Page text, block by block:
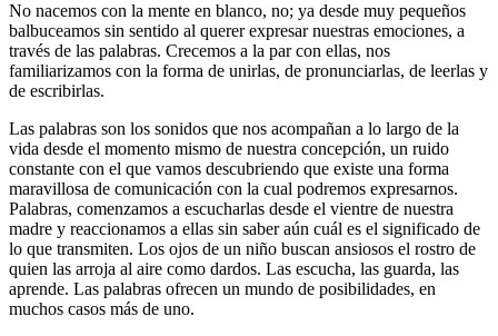
No nacemos con la mente en blanco, no; ya desde muy pequeños
balbuceamos sin sentido al querer expresar nuestras emociones, a
través de las palabras. Crecemos a la par con ellas, nos
familiarizamos con la forma de unirlas, de pronunciarlas, de leerlas y
de escribirlas.
Las palabras son los sonidos que nos acompañan a lo largo de la
vida desde el momento mismo de nuestra concepción, un ruido
constante con el que vamos descubriendo que existe una forma
maravillosa de comunicación con la cual podremos expresarnos.
Palabras, comenzamos a escucharlas desde el vientre de nuestra
madre y reaccionamos a ellas sin saber aún cuál es el significado de
lo que transmiten. Los ojos de un niño buscan ansiosos el rostro de
quien las arroja al aire como dardos. Las escucha, las guarda, las
aprende. Las palabras ofrecen un mundo de posibilidades, en
muchos casos más de uno.